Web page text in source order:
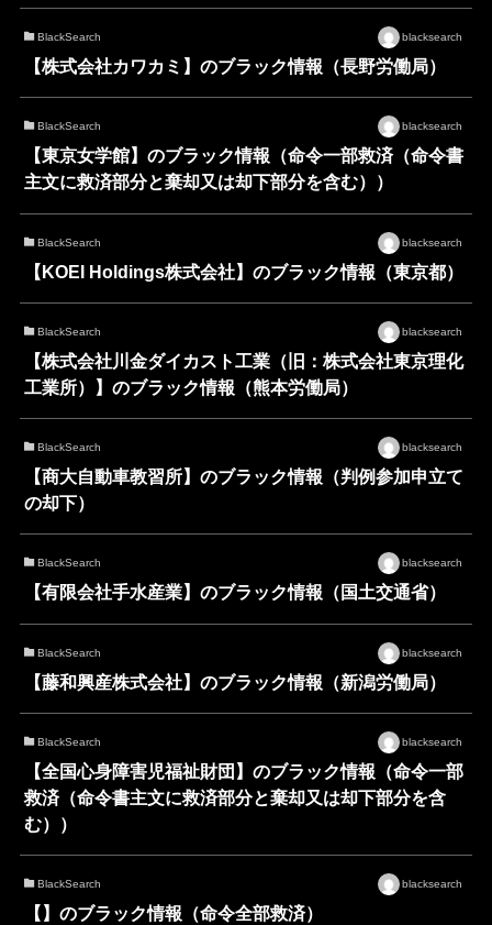
BlackSearch blacksearch
【株式会社カワカミ】のブラック情報（長野労働局）
BlackSearch blacksearch
【東京女学館】のブラック情報（命令一部救済（命令書
主文に救済部分と棄却又は却下部分を含む））
BlackSearch blacksearch
【KOEI Holdings株式会社】のブラック情報（東京都）
BlackSearch blacksearch
【株式会社川金ダイカスト工業（旧：株式会社東京理化
工業所）】のブラック情報（熊本労働局）
BlackSearch blacksearch
【商大自動車教習所】のブラック情報（判例参加申立て
の却下）
BlackSearch blacksearch
【有限会社手水産業】のブラック情報（国土交通省）
BlackSearch blacksearch
【藤和興産株式会社】のブラック情報（新潟労働局）
BlackSearch blacksearch
【全国心身障害児福祉財団】のブラック情報（命令一部
救済（命令書主文に救済部分と棄却又は却下部分を含
む））
BlackSearch blacksearch
【】のブラック情報（命令全部救済）